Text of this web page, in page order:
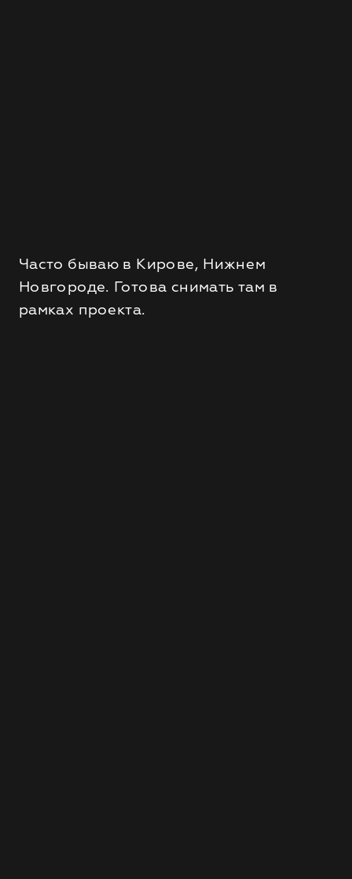
Часто бываю в Кирове, Нижнем
Новгороде. Готова снимать там в
рамках проекта.